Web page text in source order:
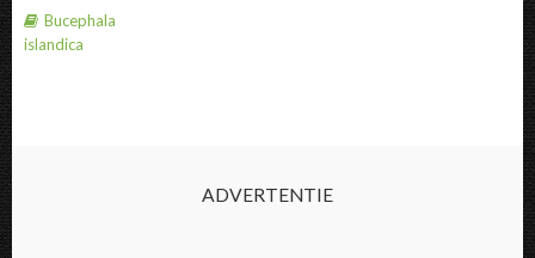
Bucephala
islandica
ADVERTENTIE